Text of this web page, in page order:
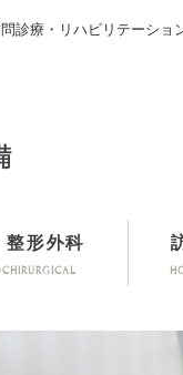
診療・リハビリテーショ
整形外科